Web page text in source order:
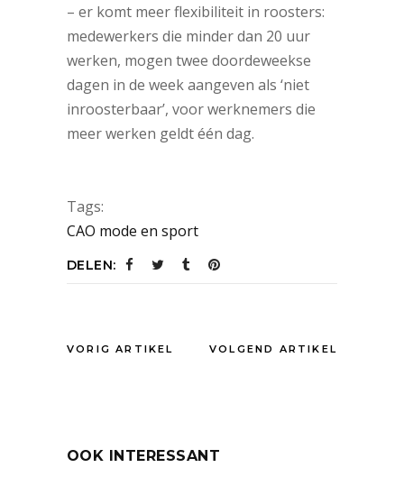
– er komt meer flexibiliteit in roosters:
medewerkers die minder dan 20 uur
werken, mogen twee doordeweekse
dagen in de week aangeven als ‘niet
inroosterbaar’, voor werknemers die
meer werken geldt één dag.
Tags:
CAO mode en sport
DELEN:
VORIG ARTIKEL VOLGEND ARTIKEL
OOK INTERESSANT